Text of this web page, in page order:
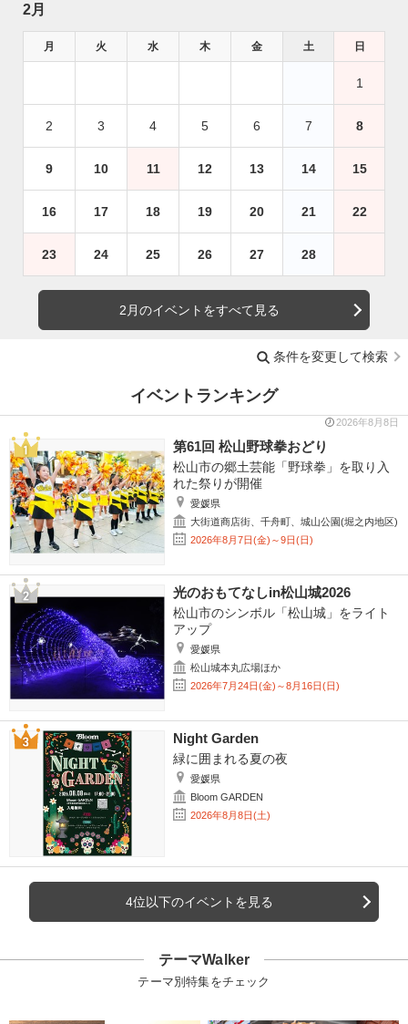
2月
月 火 水 木 金 土 日
1
2 3 4 5 6 7 8
9 10 11 12 13 14 15
16 17 18 19 20 21 22
23 24 25 26 27 28
2月のイベントをすべて見る
条件を変更して検索
イベントランキング
2026年8月8日
第61回 松山野球拳おどり
松山市の郷土芸能「野球拳」を取り入
れた祭りが開催
愛媛県
大街道商店街、千舟町、城山公園(堀之内地区)
2026年8月7日(金)～9日(日)
光のおもてなしin松山城2026
松山市のシンボル「松山城」をライト
アップ
愛媛県
松山城本丸広場ほか
2026年7月24日(金)～8月16日(日)
Night Garden
緑に囲まれる夏の夜
愛媛県
Bloom GARDEN
2026年8月8日(土)
4位以下のイベントを見る
テーマWalker
テーマ別特集をチェック